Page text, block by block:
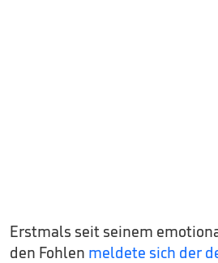
Erstmals seit seinem
den Fohlen meldete sich der